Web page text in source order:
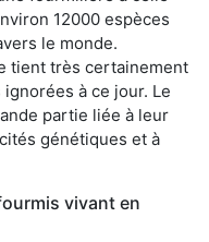
12000 espèces
le monde.
tient très certainement
à ce jour. Le
partie liée à leur
génétiques et à
vivant en